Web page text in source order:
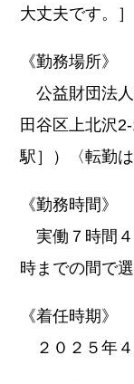
大丈夫です。］
《勤務場所》
公益財団法
田谷区上北沢
駅］）〈転勤
《勤務時間》
実働７時間４
時までの間で選
《着任時期》
２０２５年４